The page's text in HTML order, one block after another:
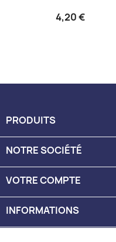
4,20 €
PRODUITS
NOTRE SOCIÉTÉ
VOTRE COMPTE
INFORMATIONS